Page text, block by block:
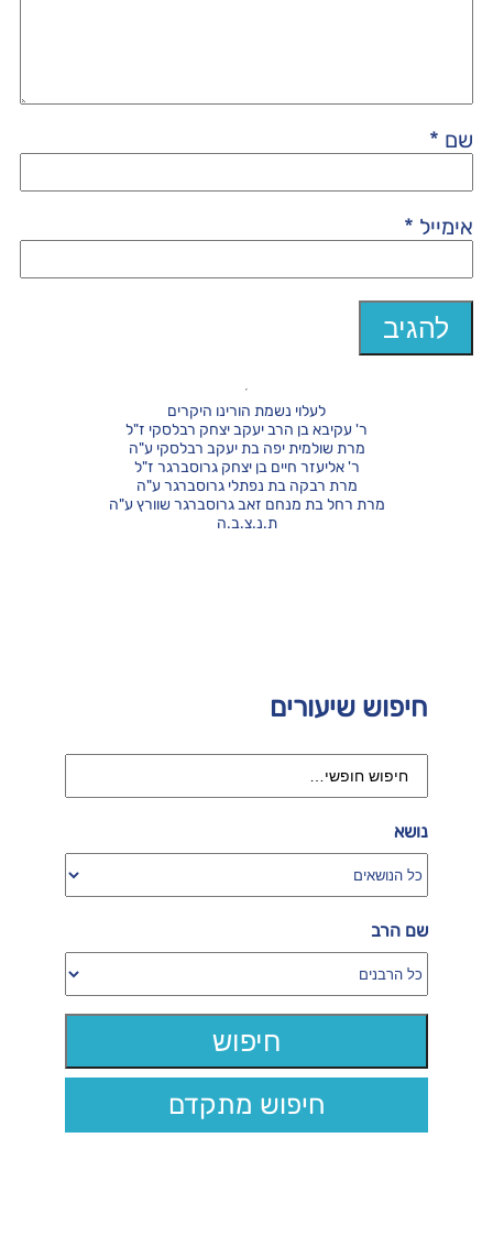
שם *
אימייל *
חיפוש שיעורים
נושא
שם הרב
חיפוש מתקדם
לעלוי נשמת הורינו היקרים
ר' עקיבא בן הרב יעקב יצחק רבלסקי ז"ל
מרת שולמית יפה בת יעקב רבלסקי ע"ה
ר' אליעזר חיים בן יצחק גרוסברגר ז"ל
מרת רבקה בת נפתלי גרוסברגר ע"ה
מרת רחל בת מנחם זאב גרוסברגר שוורץ ע"ה
ת.נ.צ.ב.ה